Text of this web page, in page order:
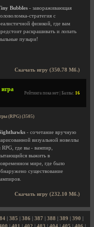
Bubbles - завораживающая
стратегия с
физикой, где вам
раскрашивать и лопать
пузыри!
Скачать игру (350.78 Мб.)
Рейтинга пока нет | Баллы: 16
(RPG) (3505)
- сочетание вручную
визуальной новеллы
RPG, где вы - вампир,
выжить в
мире, где было
существование
Скачать игру (232.10 Мб.)
385 386 387 388 389 390